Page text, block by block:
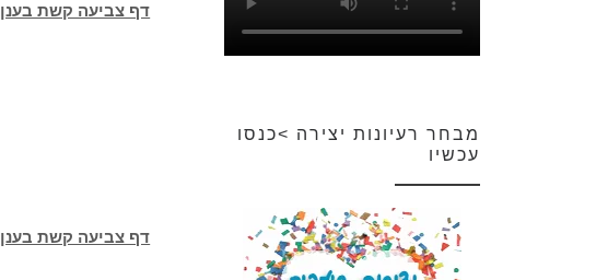
דף צביעה קשת בענן 6
דף צביעה קשת בענן 2
מבחר רעיונות יצירה >כנסו
עכשיו